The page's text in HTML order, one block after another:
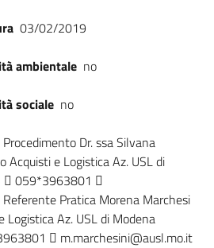
03/02/2019
ambientale no
sociale no
Dr. ssa Silvana
Acquisti e Logistica Az. USL di
059*3963801 
Pratica Morena Marchesi
Logistica Az. USL di Modena
 m.marchesini@ausl.mo.it